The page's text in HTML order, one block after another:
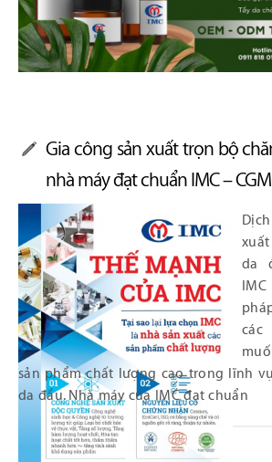
Gia công sản xuất trọn bộ
nhà máy đạt chuẩn IMC –
da
sản phẩm chất lượng cao trong lĩnh
da đầu. Nhà máy của IMC đạt chuẩn